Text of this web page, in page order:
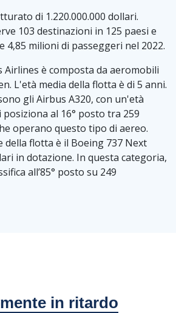
di 1.220.000.000 dollari.
103 destinazioni in 125 paesi e
milioni di passeggeri nel 2022.
Airlines è composta da aeromobili
L'età media della flotta è di 5 anni.
gli Airbus A320, con un'età
posiziona al 16° posto tra 259
operano questo tipo di aereo.
della flotta è il Boeing 737 Next
in dotazione. In questa categoria,
all’85° posto su 249
in ritardo